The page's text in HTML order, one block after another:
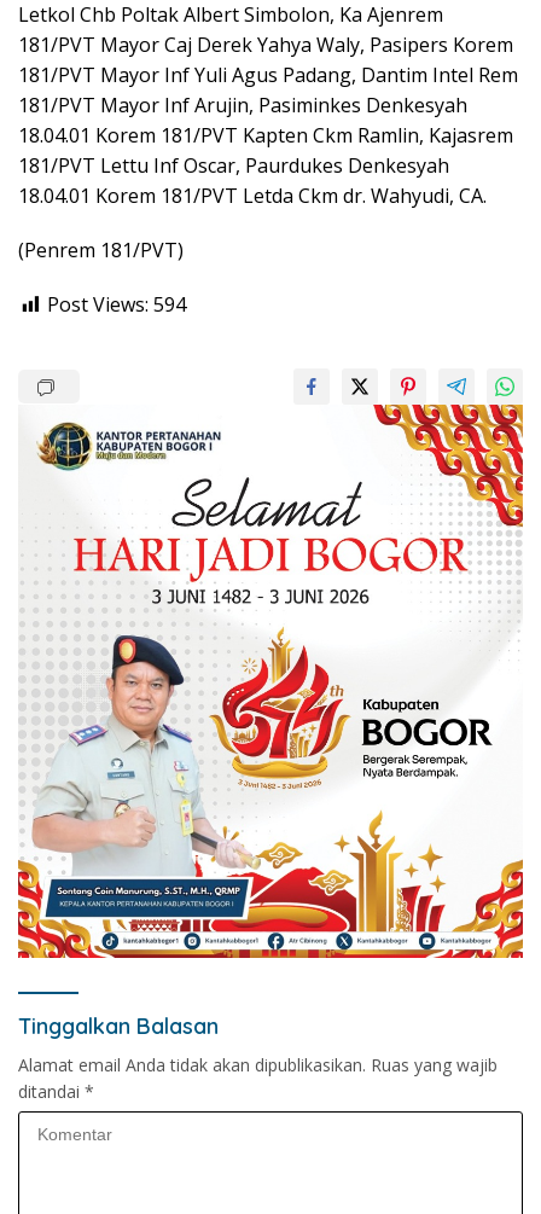
Letkol Chb Poltak Albert Simbolon, Ka Ajenrem
181/PVT Mayor Caj Derek Yahya Waly, Pasipers Korem
181/PVT Mayor Inf Yuli Agus Padang, Dantim Intel Rem
181/PVT Mayor Inf Arujin, Pasiminkes Denkesyah
18.04.01 Korem 181/PVT Kapten Ckm Ramlin, Kajasrem
181/PVT Lettu Inf Oscar, Paurdukes Denkesyah
18.04.01 Korem 181/PVT Letda Ckm dr. Wahyudi, CA.
(Penrem 181/PVT)
Post Views: 594
Tinggalkan Balasan
Alamat email Anda tidak akan dipublikasikan. Ruas yang wajib
ditandai *